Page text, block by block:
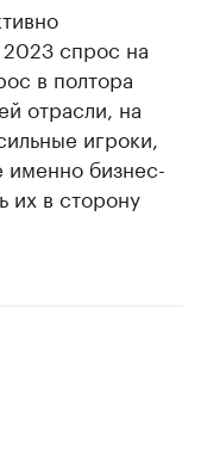
спрос на
в полтора
отрасли, на
игроки,
именно бизнес-
их в сторону